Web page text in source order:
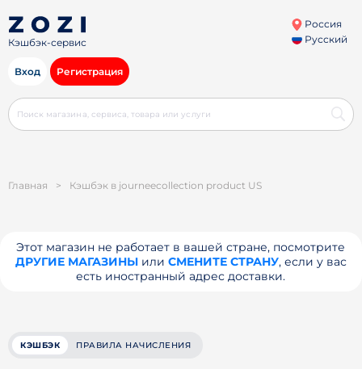
Кэшбэк-сервис
Россия
Русский
Вход Регистрация
Главная > Кэшбэк в journeecollection product US
Этот магазин не работает в вашей стране, посмотрите
ДРУГИЕ МАГАЗИНЫили СМЕНИТЕ СТРАНУ, если у вас
есть иностранный адрес доставки.
КЭШБЭК ПРАВИЛА НАЧИСЛЕНИЯ